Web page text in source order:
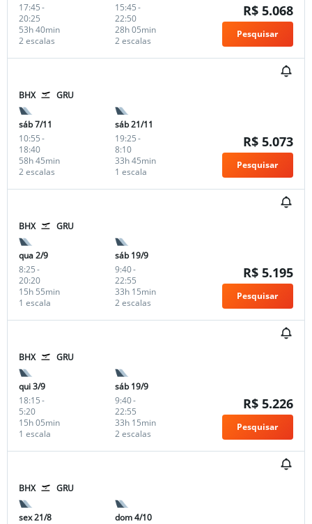
17:45-
20:25
2 escalas
53h 40min
15:45-
22:50
2 escalas
28h 05min
R$ 5.068
Pesquisar
BHX GRU
sáb 7/11
10:55-
18:40
2 escalas
58h 45min
sáb 21/11
19:25-
8:10
1 escala
33h 45min
R$ 5.073
Pesquisar
BHX GRU
qua 2/9
8:25-
20:20
1 escala
15h 55min
sáb 19/9
9:40-
22:55
2 escalas
33h 15min
R$ 5.195
Pesquisar
BHX GRU
qui 3/9
18:15-
5:20
1 escala
15h 05min
sáb 19/9
9:40-
22:55
2 escalas
33h 15min
R$ 5.226
Pesquisar
BHX GRU
sex 21/8
dom 4/10